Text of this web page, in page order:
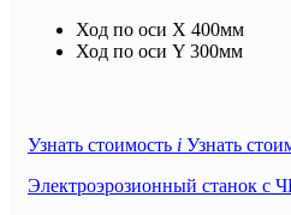
Ход по оси X 400мм
Ход по оси Y 300мм
Узнать стоимость i Узнать
Электроэрозионный станок с